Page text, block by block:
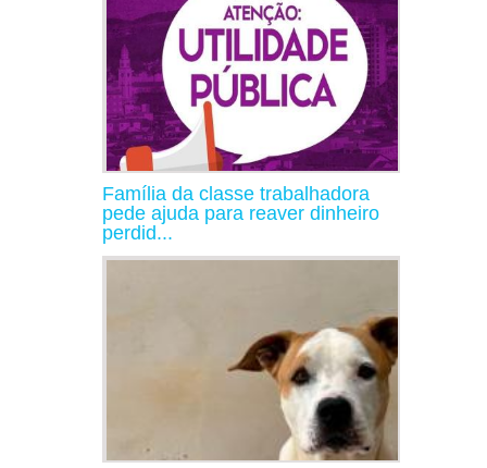
Família da classe trabalhadora
pede ajuda para reaver dinheiro
perdid...